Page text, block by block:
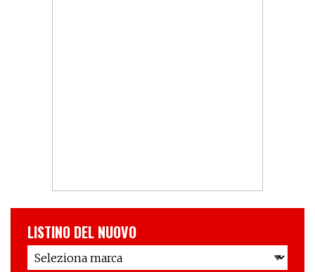
LISTINO DEL NUOVO